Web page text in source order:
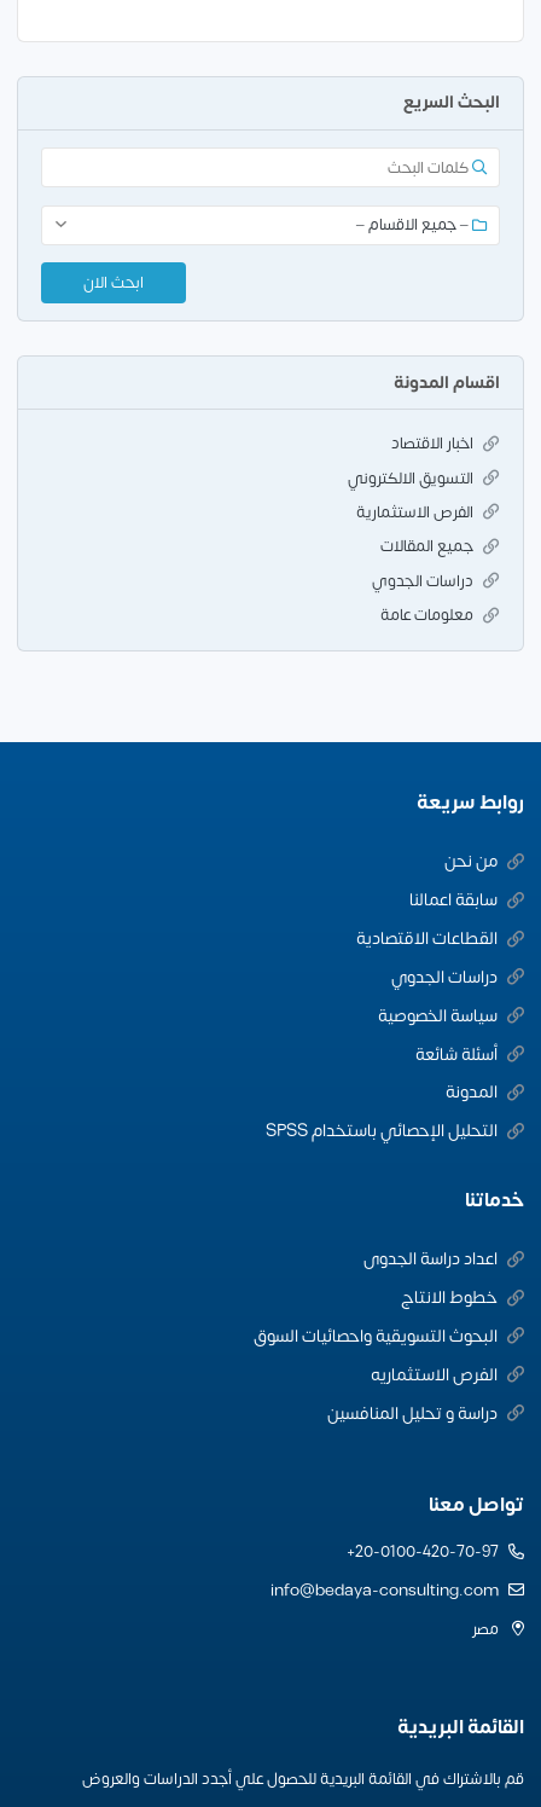
البحث السريع
اقسام المدونة
اخبار الاقتصاد
التسويق الالكتروني
الفرص الاستثمارية
جميع المقالات
دراسات الجدوي
معلومات عامة
روابط سريعة
من نحن
سابقة اعمالنا
القطاعات الاقتصادية
دراسات الجدوي
سياسة الخصوصية
أسئلة شائعة
المدونة
التحليل الإحصائي باستخدام SPSS
خدماتنا
اعداد دراسة الجدوى
خطوط الانتاج
البحوث التسويقية واحصائيات السوق
الفرص الاستثماريه
دراسة و تحليل المنافسين
تواصل معنا
20-0100-420-70-97+
info@bedaya-consulting.com
مصر
القائمة البريدية
قم بالاشتراك في القائمة البريدية للحصول علي أجدد الدراسات والعروض